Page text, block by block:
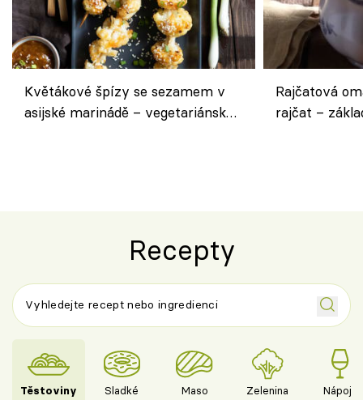
Květákové špízy se sezamem v
asijské marinádě – vegetariánská
Rajčatová
rajčat –
Recepty
Těstoviny Sladké Maso Zelenina Nápoje